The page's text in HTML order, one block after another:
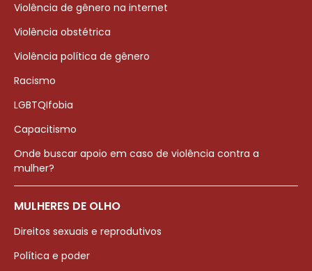
Violência de gênero na internet
Violência obstétrica
Violência política de gênero
Racismo
LGBTQIfobia
Capacitismo
Onde buscar apoio em caso de violência contra a
mulher?
MULHERES DE OLHO
Direitos sexuais e reprodutivos
Política e poder